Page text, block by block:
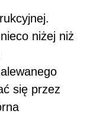
niżej niż
się przez